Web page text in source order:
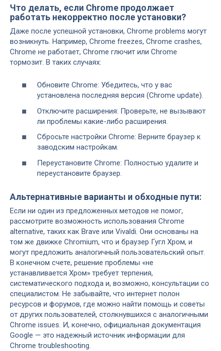
Что делать, если Chrome продолжает
работать некорректно после установки?
Даже после успешной установки, Chrome problems могут
возникнуть. Например, Chrome freezes, Chrome crashes,
Chrome не работает, Chrome глючит или Chrome
тормозит. В таких случаях:
Обновите Chrome: Убедитесь, что у вас
установлена последняя версия (Chrome update).
Отключите расширения: Проверьте, не вызывают
ли проблемы какие-либо расширения.
Сбросьте настройки Chrome: Верните браузер к
заводским настройкам.
Переустановите Chrome: Полностью удалите и
переустановите браузер.
Альтернативные варианты и обходные пути:
Если ни один из предложенных методов не помог,
рассмотрите возможность использования Chrome
alternative, таких как Brave или Vivaldi. Они основаны на
том же движке Chromium, что и браузер Гугл Хром, и
могут предложить аналогичный пользовательский опыт.
В конечном счете, решение проблемы «не
устанавливается Хром» требует терпения,
систематического подхода и, возможно, консультации со
специалистом. Не забывайте, что интернет полон
ресурсов и форумов, где можно найти помощь и советы
от других пользователей, столкнувшихся с аналогичными
Chrome issues. И, конечно, официальная документация
Google — это надежный источник информации для
Chrome troubleshooting.